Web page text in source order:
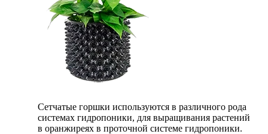
Сетчатые горшки используются в различного рода
системах гидропоники, для выращивания растений
в оранжиреях в проточной системе гидропоники.